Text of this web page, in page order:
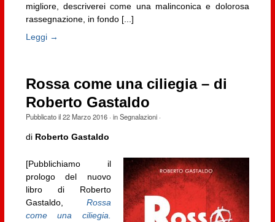
migliore, descriverei come una malinconica e dolorosa
rassegnazione, in fondo [...]
Leggi →
Rossa come una ciliegia – di
Roberto Gastaldo
Pubblicato il22 Marzo 2016· inSegnalazioni·
di Roberto Gastaldo
[Pubblichiamo il
prologo del nuovo
libro di Roberto
Gastaldo,Rossa
come una ciliegia.